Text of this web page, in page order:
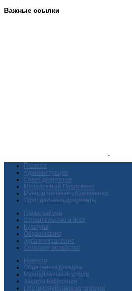
Важные ссылки
Главная
Администрация
Совет депутатов
Молодежный Парламент
Муниципальные образования
Официальные документы
Глава района
Строительство и ЖКХ
Культура
Образование
Здравоохранение
Сельское хозяйство
Новости
Обращения граждан
Муниципальные услуги
Защита населения
Противодействие коррупции